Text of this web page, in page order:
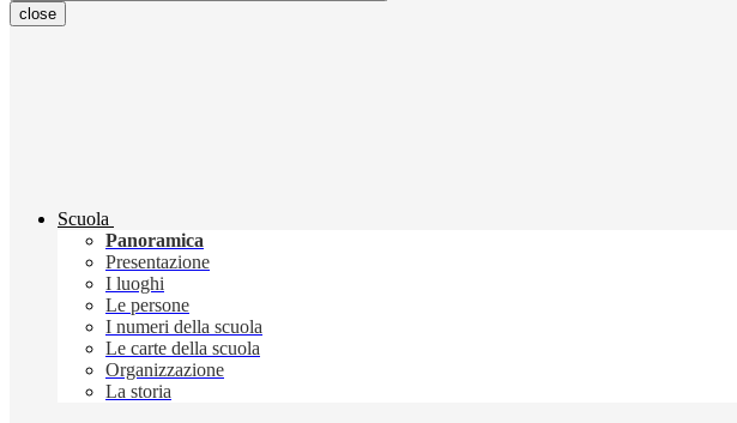
close
Scuola
Panoramica
Presentazione
I luoghi
Le persone
I numeri della scuola
Le carte della scuola
Organizzazione
La storia